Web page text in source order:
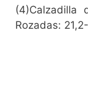
(4)Calzadilla
Rozadas: